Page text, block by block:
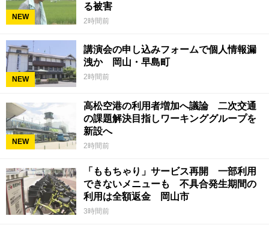
NEW
る被害
2時間前
NEW
講演会の申し込みフォームで個人情報漏
洩か 岡山・早島町
2時間前
NEW
高松空港の利用者増加へ議論 二次交通
の課題解決目指しワーキンググループを
新設へ
2時間前
「ももちゃり」サービス再開 一部利用
できないメニューも 不具合発生期間の
利用は全額返金 岡山市
3時間前